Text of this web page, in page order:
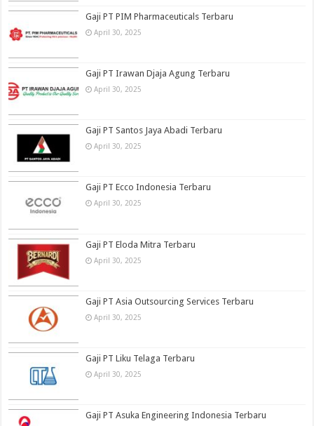
Gaji PT PIM Pharmaceuticals Terbaru
April 30, 2025
Gaji PT Irawan Djaja Agung Terbaru
April 30, 2025
Gaji PT Santos Jaya Abadi Terbaru
April 30, 2025
Gaji PT Ecco Indonesia Terbaru
April 30, 2025
Gaji PT Eloda Mitra Terbaru
April 30, 2025
Gaji PT Asia Outsourcing Services Terbaru
April 30, 2025
Gaji PT Liku Telaga Terbaru
April 30, 2025
Gaji PT Asuka Engineering Indonesia Terbaru